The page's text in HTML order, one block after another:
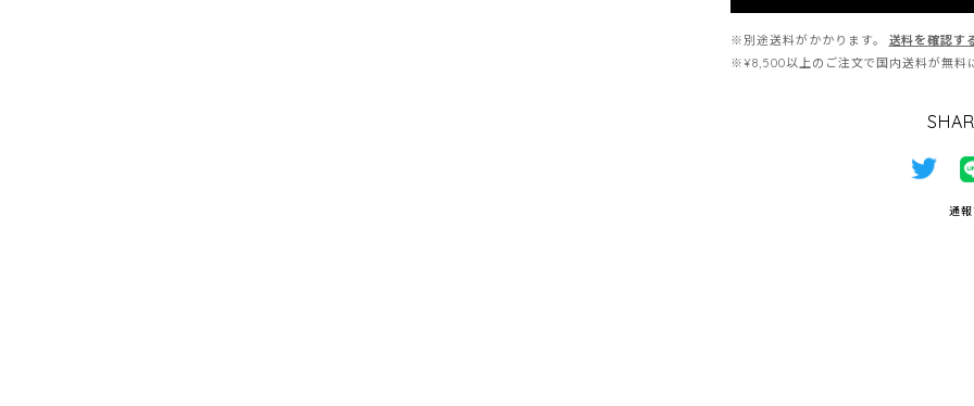
※別途送料がかかります。
送料を確認す
※¥8,500以上のご注文で国内送料が無料
通